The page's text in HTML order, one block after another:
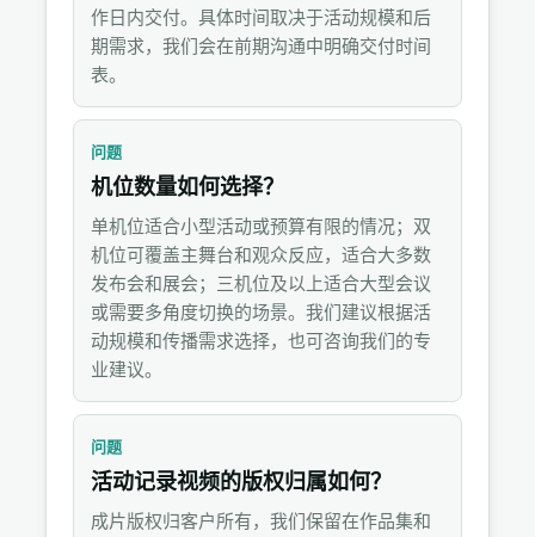
作日内交付。具体时间取决于活动规模和后
期需求，我们会在前期沟通中明确交付时间
表。
问题
机位数量如何选择？
单机位适合小型活动或预算有限的情况；双
机位可覆盖主舞台和观众反应，适合大多数
发布会和展会；三机位及以上适合大型会议
或需要多角度切换的场景。我们建议根据活
动规模和传播需求选择，也可咨询我们的专
业建议。
问题
活动记录视频的版权归属如何？
成片版权归客户所有，我们保留在作品集和